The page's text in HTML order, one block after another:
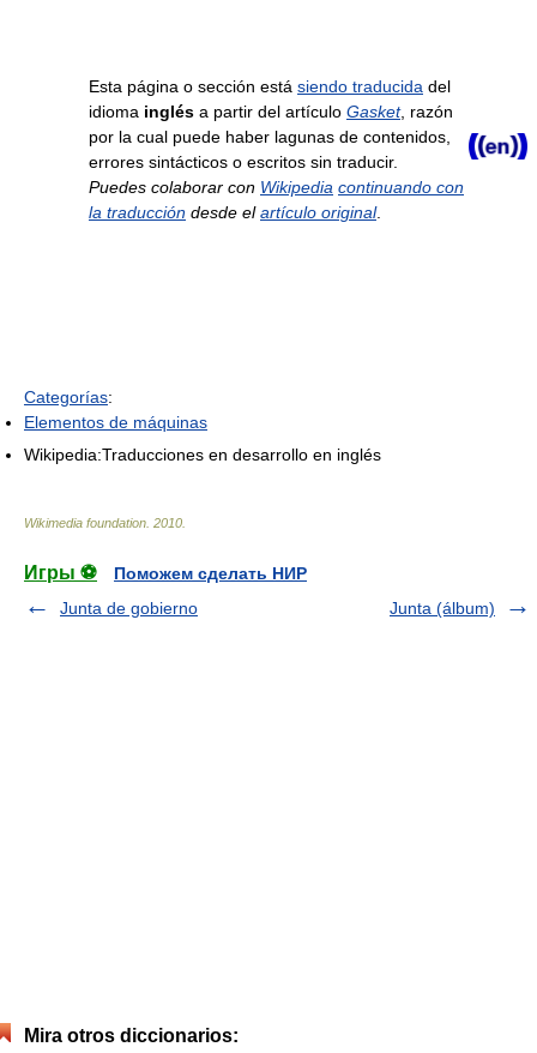
Esta página o sección está siendo traducida del
idioma inglés a partir del artículo Gasket, razón
por la cual puede haber lagunas de contenidos,
errores sintácticos o escritos sin traducir.
Puedes colaborar con Wikipedia continuando con
la traducción desde elartículo original.
Categorías:
Elementos de máquinas
Wikipedia:Traducciones en desarrollo en inglés
Wikimedia foundation 2010
Игры ⚽
Поможем сделать НИР
Junta de gobierno
Junta (álbum)
Mira otros diccionarios: